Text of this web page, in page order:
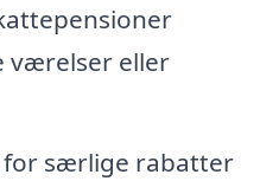
værelser eller
for særlige rabatter